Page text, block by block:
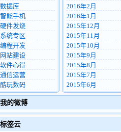
数据库
智能手机
硬件发烧
系统专区
编程开发
网站建设
软件心得
通信运营
酷玩数码
2016年2月
2016年1月
2015年12月
2015年11月
2015年10月
2015年9月
2015年8月
2015年7月
2015年6月
我的微博
标签云